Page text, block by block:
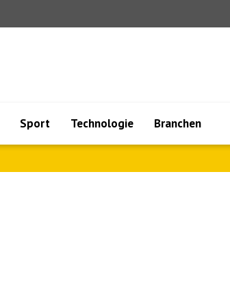
Sport Technologie Branchen